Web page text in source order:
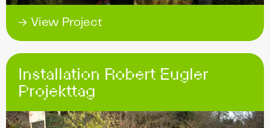
→ View Project
Installation Robert Eugler
Projekttag